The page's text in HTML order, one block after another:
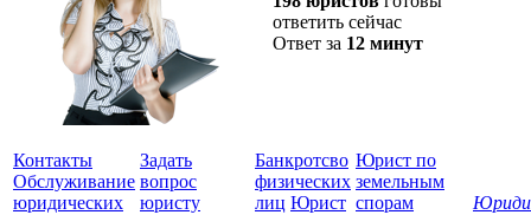
ответить сейчас
Ответ за 12 минут
Контакты
Обслуживание
юридических
Задать
вопрос
юристу
Банкротсво
физических
лиц Юрист
Юрист по
земельным
спорам